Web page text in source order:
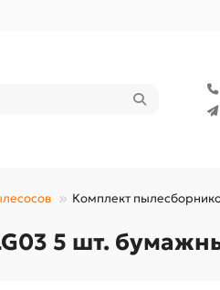
Комплект
5 шт.